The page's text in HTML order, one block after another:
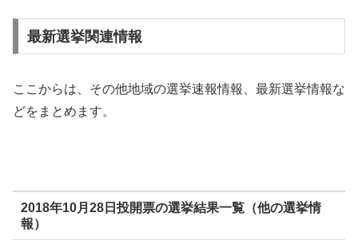
最新選挙関連情報
ここからは、その他地域の選挙速報情報、最新選挙情報な
どをまとめます。
2018年10月28日投開票の選挙結果一覧（他の選挙情
報）